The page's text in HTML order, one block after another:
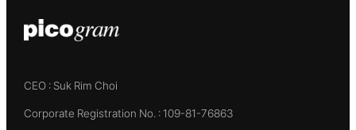
CEO : Suk Rim Choi
Corporate Registration No. : 109-81-76863